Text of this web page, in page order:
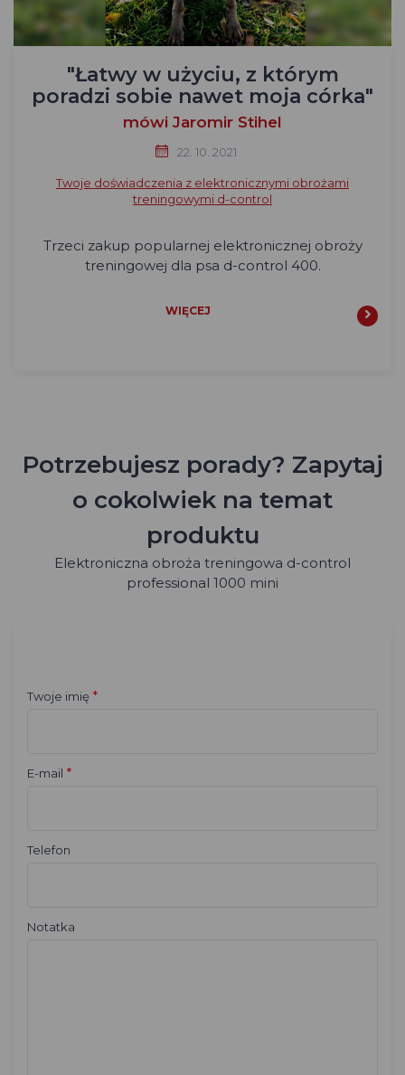
"Łatwy w użyciu, z którym
poradzi sobie nawet moja córka"
mówi Jaromir Stihel
22. 10. 2021
Twoje doświadczenia z elektronicznymi obrożami
treningowymi d-control
Trzeci zakup popularnej elektronicznej obroży
treningowej dla psa d-control 400.
WIĘCEJ
Potrzebujesz porady? Zapytaj
o cokolwiek na temat
produktu
Elektroniczna obroża treningowa d-control
professional 1000 mini
Twoje imię *
E-mail *
Telefon
Notatka